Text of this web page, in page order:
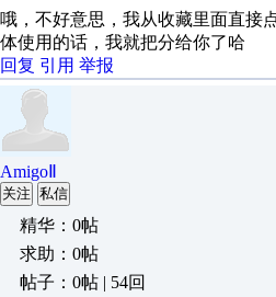
哦，不好意思，我从收藏里面直接
体使用的话，我就把分给你了哈
回复 引用 举报
AmigoⅡ
关注 私信
精华：0帖
求助：0帖
帖子：0帖 | 54回